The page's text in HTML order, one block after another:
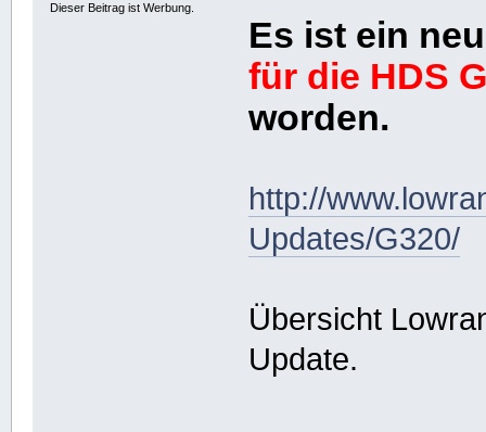
Dieser Beitrag ist Werbung.
Es ist ein
für die HDS
worden.
http://
Updates/G320/
Übersicht
Update.